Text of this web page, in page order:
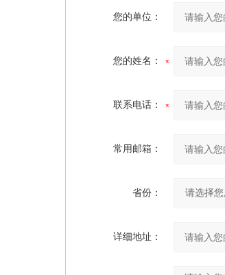
您的单位：
您的姓名：
联系电话：
常用邮箱：
省份：
详细地址：